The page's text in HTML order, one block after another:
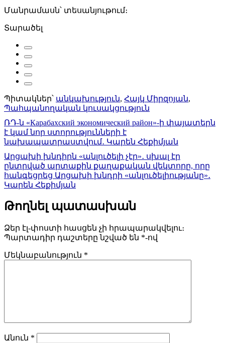
Մանրամասն՝ տեսանյութում։
Տարածել
Պիտակներ՝ անկախություն, Հայկ Միրզոյան,
Պահպանողական կուսակցություն
Գրառումների
նավարկումը
ՌԴ-ն «Карабахский экономический район»-ի փայատերն
է կամ նոր ստորությունների է
նախապատրաստվում․ Կարեն Հեքիմյան
Արցախի խնդիրն «անլուծելի չէր»․ սխալ էր
ընտրված արտաքին քաղաքական վեկտորը, որը
հանգեցրեց Արցախի խնդրի «անլուծելիությանը»․
Կարեն Հեքիմյան
Թողնել պատասխան
Ձեր էլ-փոստի հասցեն չի հրապարակվելու։
Պարտադիր դաշտերը նշված են *-ով
Մեկնաբանություն *
Անուն *